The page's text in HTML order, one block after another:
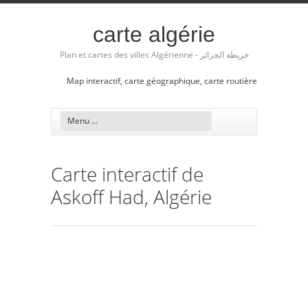
carte algérie
Plan et cartes des villes Algérienne - خريطة الجزائر
Map interactif, carte géographique, carte routière
Carte interactif de
Askoff Had, Algérie